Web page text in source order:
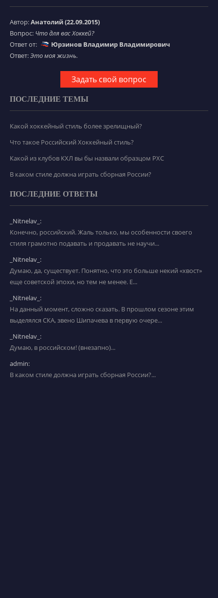
Автор:Анатолий (22.09.2015)
Вопрос: Что для вас Хоккей?
Ответ от:
Юрзинов Владимир Владимирович
Ответ:Это моя жизнь.
Задать свой вопрос
ПОСЛЕДНИЕ ТЕМЫ
Какой хоккейный стиль более зрелищный?
Что такое Российский Хоккейный стиль?
Какой из клубов КХЛ вы бы назвали образцом РХС
В каком стиле должна играть сборная России?
ПОСЛЕДНИЕ ОТВЕТЫ
_Nitnelav_:
Конечно, российский. Жаль только, мы особенности своего
стиля грамотно подавать и продавать не научи...
_Nitnelav_:
Думаю, да, существует. Понятно, что это больше некий «хвост»
еще советской эпохи, но тем не менее. Е...
_Nitnelav_:
На данный момент, сложно сказать. В прошлом сезоне этим
выделялся СКА, звено Шипачева в первую очере...
_Nitnelav_:
Думаю, в российском! (внезапно)...
admin:
В каком стиле должна играть сборная России?...